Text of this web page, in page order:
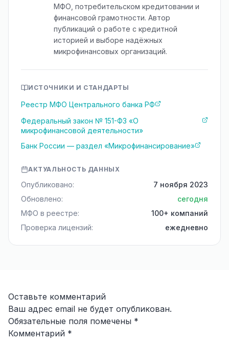
МФО, потребительском кредитовании и
финансовой грамотности. Автор
публикаций о работе с кредитной
историей и выборе надёжных
микрофинансовых организаций.
ИСТОЧНИКИ И СТАНДАРТЫ
Реестр МФО Центрального банка РФ
Федеральный закон № 151-ФЗ «О
микрофинансовой деятельности»
Банк России — раздел «Микрофинансирование»
АКТУАЛЬНОСТЬ ДАННЫХ
Опубликовано:
7 ноября 2023
Обновлено:
сегодня
МФО в реестре:
100+ компаний
Проверка лицензий:
ежедневно
Оставьте комментарий
Ваш адрес email не будет опубликован.
Обязательные поля помечены *
Комментарий *